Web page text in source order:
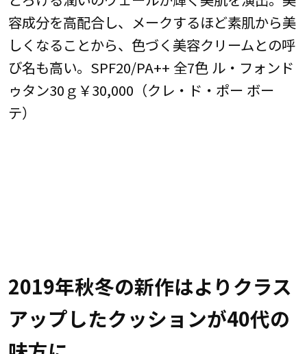
容成分を高配合し、メークするほど素肌から美
しくなることから、色づく美容クリームとの呼
び名も高い。SPF20/PA++ 全7色 ル・フォンド
ゥタン30ｇ￥30,000（クレ・ド・ポー ボー
テ）
2019年秋冬の新作はよりクラス
アップしたクッションが40代の